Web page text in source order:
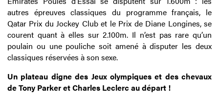
autres épreuves classiques du programme français, le
Qatar Prix du Jockey Club et le Prix de Diane Longines, se
courent quant à elles sur 2.100m. Il n’est pas rare qu’un
poulain ou une pouliche soit amené à disputer les deux
classiques réservées à son sexe.
Un plateau digne des Jeux olympiques et des chevaux
de Tony Parker et Charles Leclerc au départ !